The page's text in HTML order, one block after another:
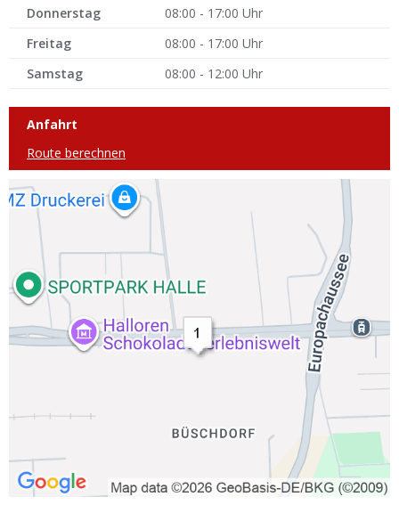
Donnerstag
08:00 - 17:00 Uhr
Freitag
08:00 - 17:00 Uhr
Samstag
08:00 - 12:00 Uhr
Anfahrt
Route berechnen